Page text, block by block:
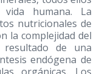
humana. La
nutricionales de
la complejidad del
de una
endógena de